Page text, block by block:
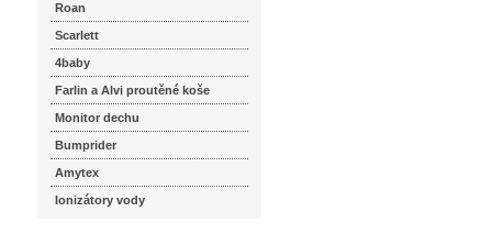
Roan
Scarlett
4baby
Farlin a Alvi proutěné koše
Monitor dechu
Bumprider
Amytex
Ionizátory vody